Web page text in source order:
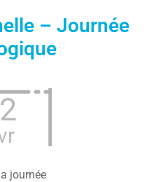
– Journée
journée